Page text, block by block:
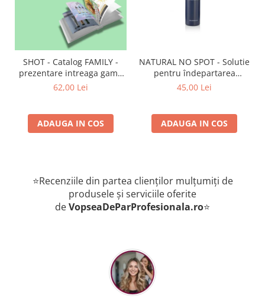
SHOT - Catalog FAMILY -
prezentare intreaga gama
de produse
62,00 Lei
ADAUGA IN COS
NATURAL NO SPOT - Solutie
pentru îndepartarea
petelor de vopsea de pe
45,00 Lei
ADAUGA IN COS
⭐Recenziile din partea clienților mulțumiți de
produsele și serviciile oferite
deVopseaDeParProfesionala.ro⭐